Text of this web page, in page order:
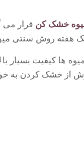
خشک کن قرار
هفته روش سنتی
کیفیت بسیار
از خشک کردن به